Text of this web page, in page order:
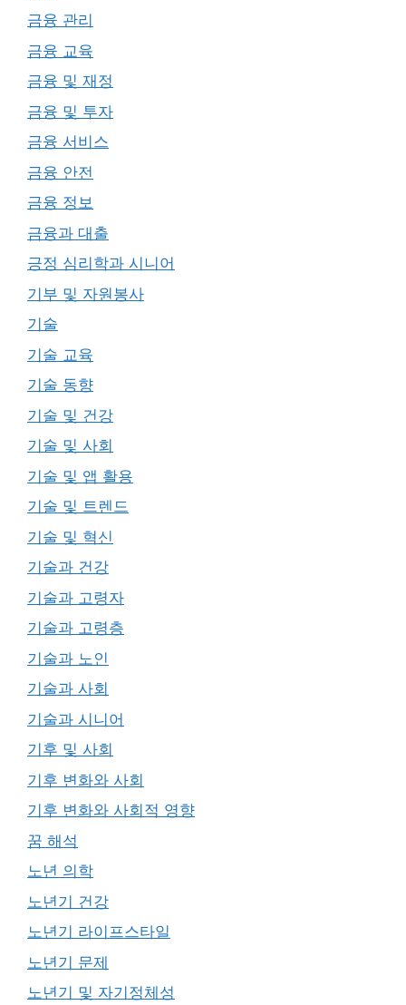
금융 관리
금융 교육
금융 및 재정
금융 및 투자
금융 서비스
금융 안전
금융 정보
금융과 대출
긍정 심리학과 시니어
기부 및 자원봉사
기술
기술 교육
기술 동향
기술 및 건강
기술 및 사회
기술 및 앱 활용
기술 및 트렌드
기술 및 혁신
기술과 건강
기술과 고령자
기술과 고령층
기술과 노인
기술과 사회
기술과 시니어
기후 및 사회
기후 변화와 사회
기후 변화와 사회적 영향
꿈 해석
노년 의학
노년기 건강
노년기 라이프스타일
노년기 문제
노년기 및 자기정체성